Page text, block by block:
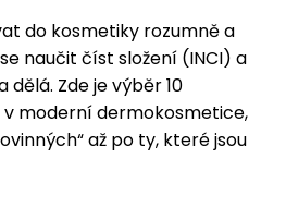
do kosmetiky rozumně a
naučit číst složení (INCI) a
Zde je výběr 10
moderní dermokosmetice,
až po ty, které jsou